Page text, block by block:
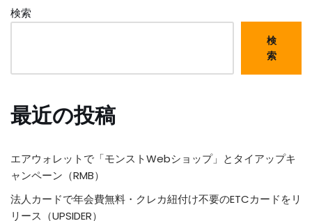
検索
検
索
最近の投稿
エアウォレットで「モンストWebショップ」とタイアップキ
ャンペーン（RMB）
法人カードで年会費無料・クレカ紐付け不要のETCカードをリ
リース（UPSIDER）